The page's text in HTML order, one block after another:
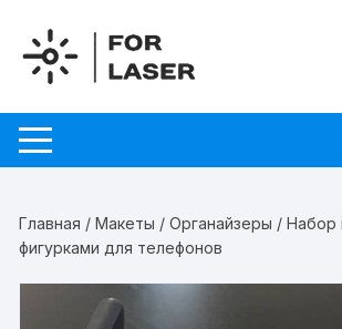
содержимому
Главная /Макеты /Органайзеры / Набор
фигурками для телефонов